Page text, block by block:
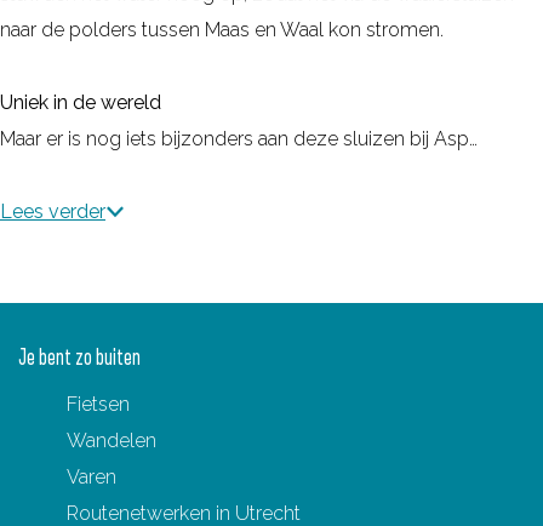
naar de polders tussen Maas en Waal kon stromen.
Uniek in de wereld
Maar er is nog iets bijzonders aan deze sluizen bij Asp…
Lees verder
Je bent zo buiten
Fietsen
Wandelen
Varen
Routenetwerken in Utrecht